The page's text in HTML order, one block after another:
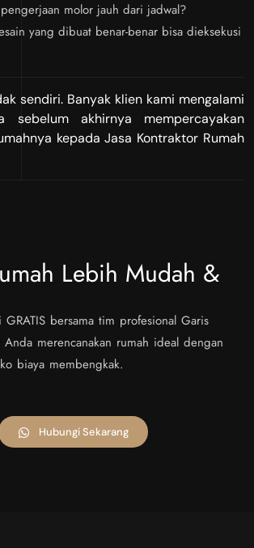
molor jauh dari jadwal?
yang dibuat benar-benar bisa dieksekusi
sendiri. Banyak klien kami mengalami
sebelum akhirnya mempercayakan
kepada Jasa Kontraktor Rumah
Lebih Mudah &
GRATIS bersama tim profesional Garis
merencanakan rumah ideal dengan
biaya membengkak.
Hubungi Sekarang